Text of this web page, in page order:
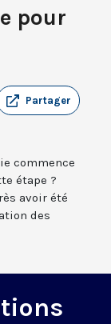
pour
Partager
commence
étape ?
avoir été
des